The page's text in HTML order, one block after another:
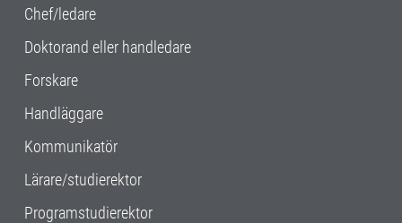
Chef/ledare
Doktorand eller handledare
Forskare
Handläggare
Kommunikatör
Lärare/studierektor
Programstudierektor